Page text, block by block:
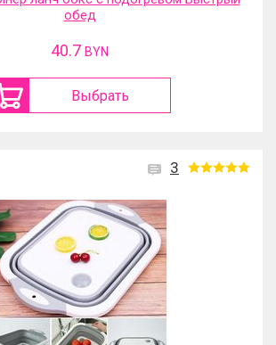
обед
40.7 BYN
Выбрать
3